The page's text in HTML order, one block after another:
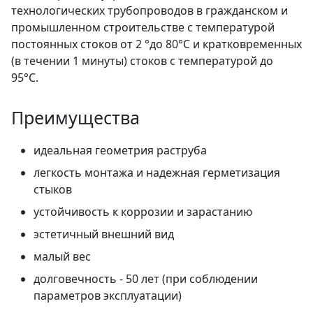
технологических трубопроводов в гражданском и
промышленном строительстве с температурой
постоянных стоков от 2 °до 80°С и кратковременных
(в течении 1 минуты) стоков с температурой до
95°С.
Преимущества
идеальная геометрия раструба
легкость монтажа и надежная герметизация
стыков
устойчивость к коррозии и зарастанию
эстетичный внешний вид
малый вес
долговечность - 50 лет (при соблюдении
параметров эксплуатации)